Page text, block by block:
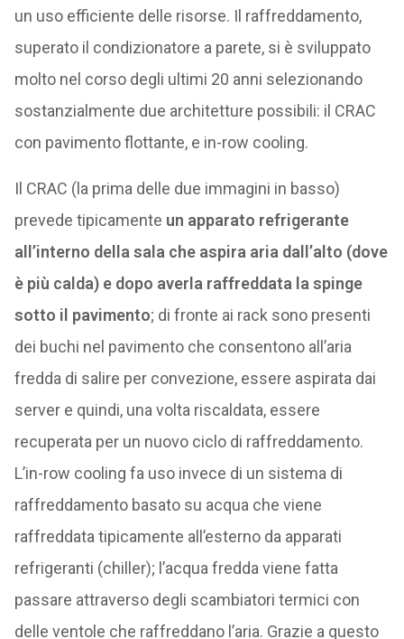
un uso efficiente delle risorse. Il raffreddamento,
superato il condizionatore a parete, si è sviluppato
molto nel corso degli ultimi 20 anni selezionando
sostanzialmente due architetture possibili: il CRAC
con pavimento flottante, e in-row cooling.
Il CRAC (la prima delle due immagini in basso)
prevede tipicamente un apparato refrigerante
all’interno della sala che aspira aria dall’alto (dove
è più calda) e dopo averla raffreddata la spinge
sotto il pavimento; di fronte ai rack sono presenti
dei buchi nel pavimento che consentono all’aria
fredda di salire per convezione, essere aspirata dai
server e quindi, una volta riscaldata, essere
recuperata per un nuovo ciclo di raffreddamento.
L’in-row cooling fa uso invece di un sistema di
raffreddamento basato su acqua che viene
raffreddata tipicamente all’esterno da apparati
refrigeranti (chiller); l’acqua fredda viene fatta
passare attraverso degli scambiatori termici con
delle ventole che raffreddano l’aria. Grazie a questo